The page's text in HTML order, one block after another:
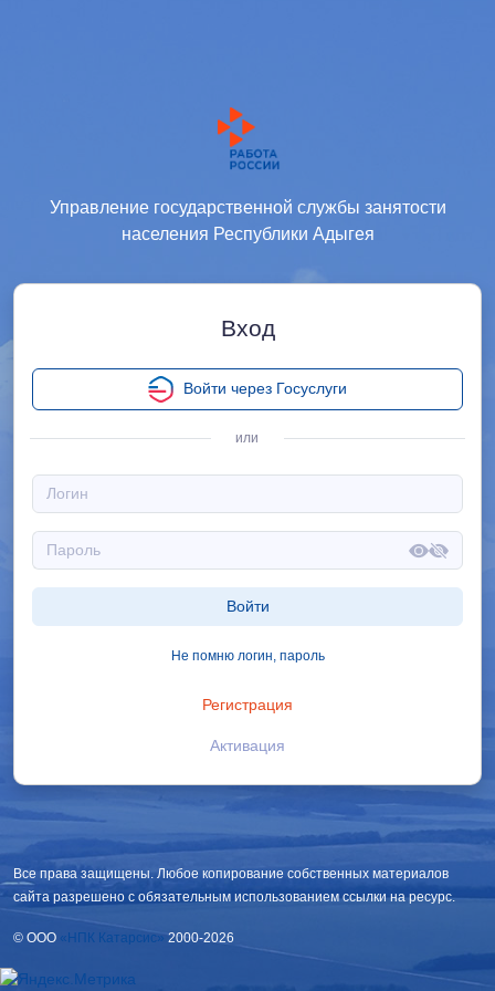
Управление государственной службы занятости
населения Республики Адыгея
Вход
Войти через Госуслуги
или
Войти
Не помню логин, пароль
Регистрация
Активация
Все права защищены. Любое копирование собственных материалов
сайта разрешено с обязательным использованием ссылки на ресурс.
© OOO «НПК Катарсис» 2000-2026